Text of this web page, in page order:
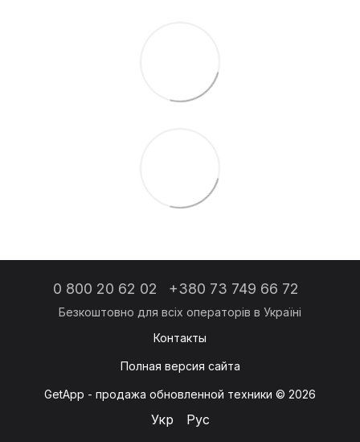
0 800 20 62 02 +380 73 749 66 72
Контакты
Полная версия сайта
GetApp - продажа обновленной техники © 2026
Укр Рус